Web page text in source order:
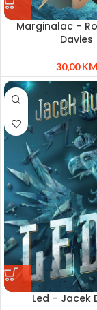
Marginalac –
Davies
30,00KM
Led – Jacek